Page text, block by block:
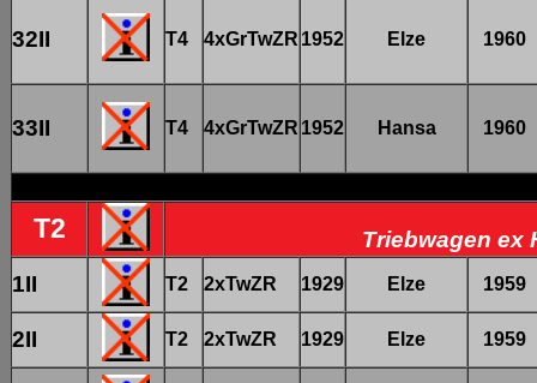
32II T4 4xGrTwZR 1952 Elze 1960
33II T4 4xGrTwZR 1952 Hansa 1960
T2
Triebwagen ex
1II
T2 2xTwZR 1929 Elze 1959
2II T2 2xTwZR 1929 Elze 1959